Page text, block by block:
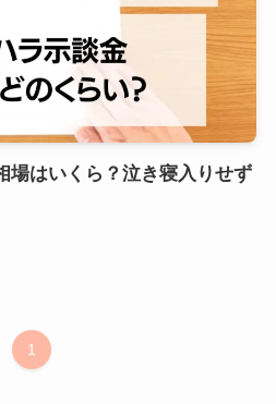
場はいくら？泣き寝入りせず
1